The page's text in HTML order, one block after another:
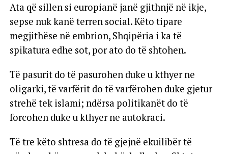
Ata që sillen si europianë janë gjithnjë në ikje,
sepse nuk kanë terren social. Këto tipare
megjithëse në embrion, Shqipëria i ka të
spikatura edhe sot, por ato do të shtohen.
Të pasurit do të pasurohen duke u kthyer ne
oligarki, të varfërit do të varfërohen duke gjetur
strehë tek islami; ndërsa politikanët do të
forcohen duke u kthyer ne autokraci.
Të tre këto shtresa do të gjejnë ekuilibër të